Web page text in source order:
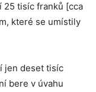
25 tisíc franků [cca
které se umístily
jen deset tisíc
bere v úvahu